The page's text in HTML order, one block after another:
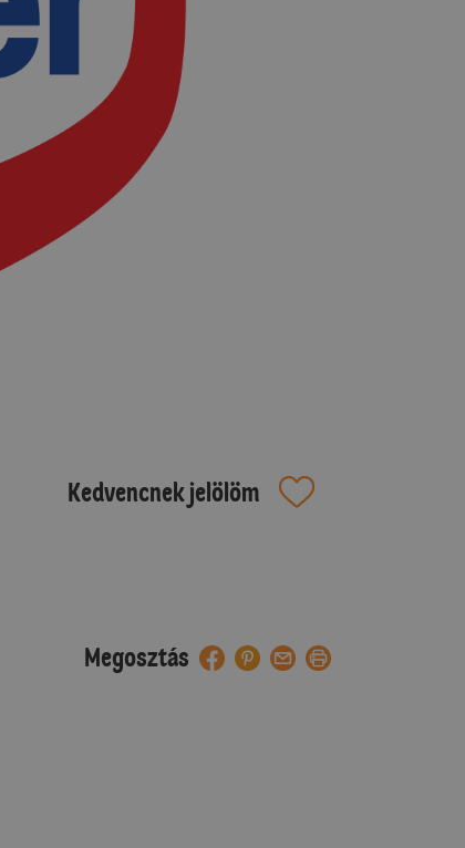
Kedvencnek jelölöm
Megosztás